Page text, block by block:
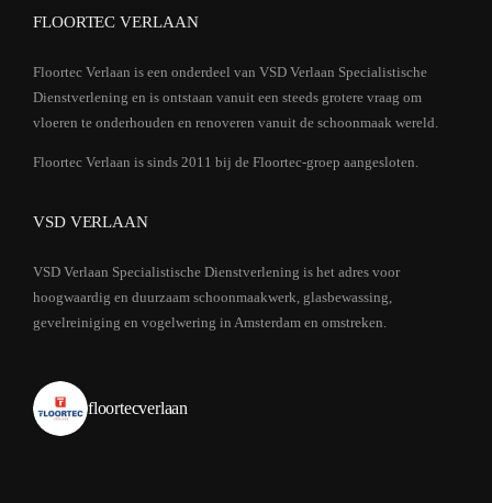
FLOORTEC VERLAAN
Floortec Verlaan is een onderdeel van VSD Verlaan Specialistische
Dienstverlening en is ontstaan vanuit een steeds grotere vraag om
vloeren te onderhouden en renoveren vanuit de schoonmaak wereld.
Floortec Verlaan is sinds 2011 bij de Floortec-groep aangesloten.
VSD VERLAAN
VSD Verlaan Specialistische Dienstverlening is het adres voor
hoogwaardig en duurzaam schoonmaakwerk, glasbewassing,
gevelreiniging en vogelwering in Amsterdam en omstreken.
floortecverlaan